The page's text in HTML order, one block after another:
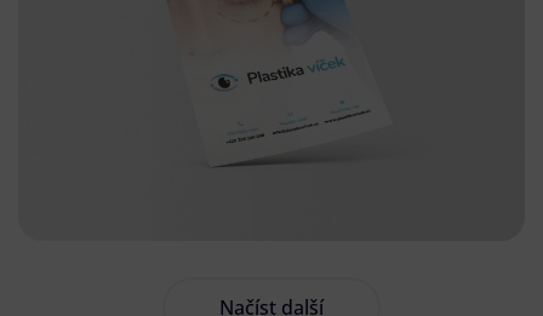
Načíst další